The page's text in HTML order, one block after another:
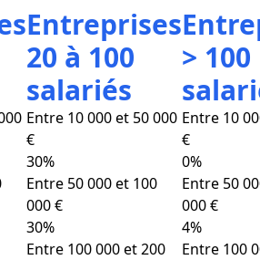
Entreprises
20 à 100
salariés
Entre 10 000 et 50 000
€
30%
Entre 50 000 et 100
000 €
30%
Entre 100 000 et 200
> 100
Entre 10
€
0%
Entre 50
000 €
4%
Entre 100